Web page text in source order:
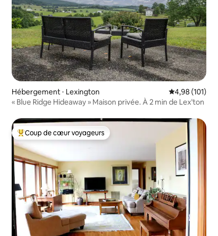
Hébergement ⋅ Lexington Évaluation
4,98 (101)
« Blue Ridge Hideaway » Maison privée. À 2 min de Lex'ton
Coups de cœur voyageurs les plus appréciés
Coup de cœur voyageurs